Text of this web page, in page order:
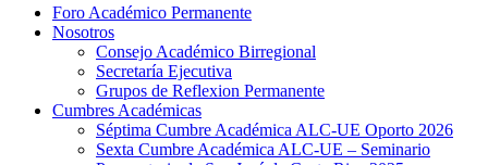
Skip
Foro Académico Permanente
Nosotros
Consejo Académico Birregional
Secretaría Ejecutiva
Grupos de Reflexion Permanente
Cumbres Académicas
Séptima Cumbre Académica ALC-UE Oporto 2026
Sexta Cumbre Académica ALC-UE – Seminario